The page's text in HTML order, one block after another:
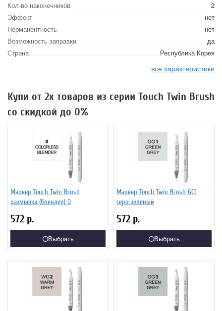
Кол-во наконечников
2
Эффект
нет
Перманентность
нет
Возможность заправки
да
Страна
Республика Корея
все характеристики
Купи от 2х товаров из серии Touch Twin Brush
со скидкой до 0%
Маркер Touch Twin Brush
размывка (блендер) 0
572 р.
Выбрать
Маркер Touch Twin Brush GG1
серо-зеленый
572 р.
Выбрать